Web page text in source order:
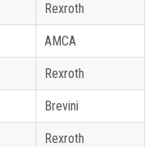
Rexroth
AMCA
Rexroth
Brevini
Rexroth